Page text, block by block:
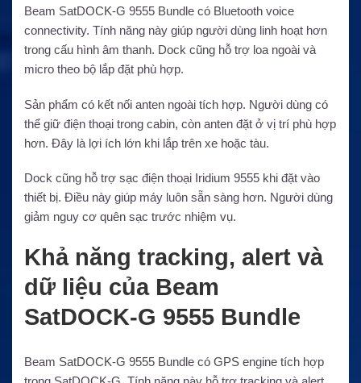
Beam SatDOCK-G 9555 Bundle có Bluetooth voice
connectivity. Tính năng này giúp người dùng linh hoạt hơn
trong cấu hình âm thanh. Dock cũng hỗ trợ loa ngoài và
micro theo bộ lắp đặt phù hợp.
Sản phẩm có kết nối anten ngoài tích hợp. Người dùng có
thể giữ điện thoại trong cabin, còn anten đặt ở vị trí phù hợp
hơn. Đây là lợi ích lớn khi lắp trên xe hoặc tàu.
Dock cũng hỗ trợ sạc điện thoại Iridium 9555 khi đặt vào
thiết bị. Điều này giúp máy luôn sẵn sàng hơn. Người dùng
giảm nguy cơ quên sạc trước nhiệm vụ.
Khả năng tracking, alert và
dữ liệu của Beam
SatDOCK-G 9555 Bundle
Beam SatDOCK-G 9555 Bundle có GPS engine tích hợp